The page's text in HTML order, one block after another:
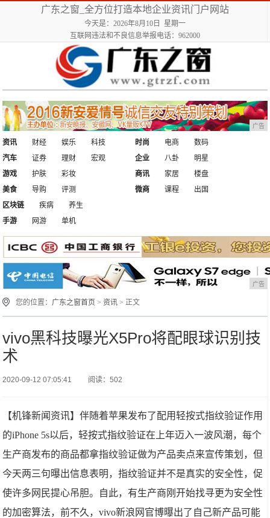
广东之窗_全方位打造本地企业资讯门户网站
今天是：2026年8月10日 星期一
互联网违法和不良信息举报电话：962000
广告
资讯 财经 娱乐
科技
汽车
证券 理财 宏观
时尚 电商
数码
企业
八卦
明星
游戏
护肤
彩妆
美食
导购 评测
商讯 家居
楼盘
微商
课程
出国
区块链
疾病
养生
手游
网游 单机
广告
您的位置： 广东之窗首页 >资讯 > 正文
vivo黑科技曝光X5Pro将配眼球识别技
术
2020-09-12 07:05:41 阅读：502
【机锋新闻资讯】伴随着苹果发布了配用轻按式指纹验证作用
的iPhone 5s以后，轻按式指纹验证在上年迈入一波风潮，每个
生产商发布的商品都拿指纹验证做为产品卖点来宣传策划，但
今天两三句曝出信息表明，指纹验证并不是真实的安全性，促
使许多网民提心吊胆。自此，有生产商刚开始找寻更为安全性
的加密算法，前不久，vivo新浪网官博曝出了自己新产品可能